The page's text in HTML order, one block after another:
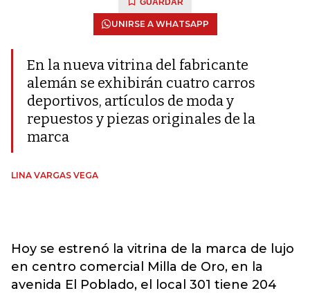
GUARDAR
UNIRSE A WHATSAPP
En la nueva vitrina del fabricante
alemán se exhibirán cuatro carros
deportivos, artículos de moda y
repuestos y piezas originales de la
marca
LINA VARGAS VEGA
Hoy se estrenó la vitrina de la marca de lujo
en centro comercial Milla de Oro, en la
avenida El Poblado, el local 301 tiene 204